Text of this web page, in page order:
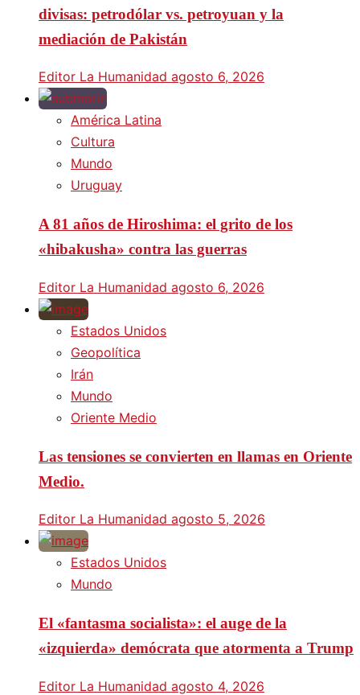
divisas: petrodólar vs. petroyuan y la
mediación de Pakistán
Editor La Humanidad agosto 6, 2026
América Latina
Cultura
Mundo
Uruguay
A 81 años de Hiroshima: el grito de los
«hibakusha» contra las guerras
Editor La Humanidad agosto 6, 2026
Estados Unidos
Geopolítica
Irán
Mundo
Oriente Medio
Las tensiones se convierten en llamas en Oriente
Medio.
Editor La Humanidad agosto 5, 2026
Estados Unidos
Mundo
El «fantasma socialista»: el auge de la
«izquierda» demócrata que atormenta a Trump
Editor La Humanidad agosto 4, 2026